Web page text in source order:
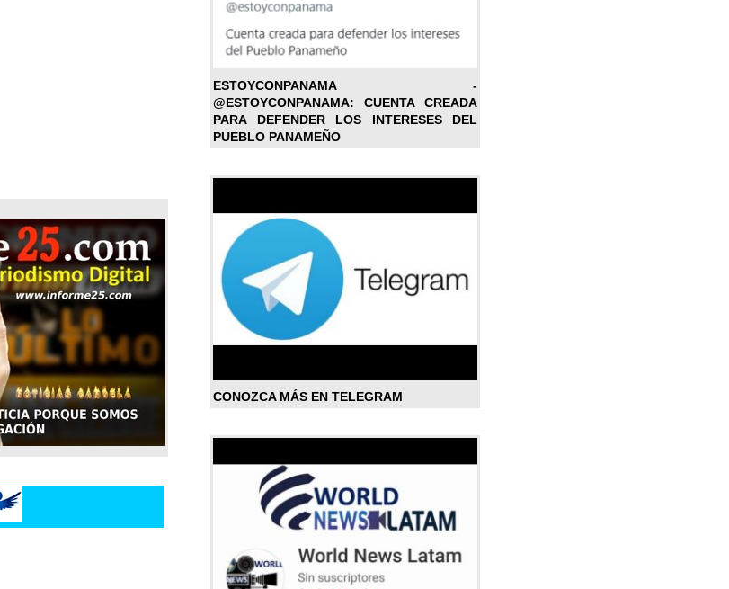
ESTOYCONPANAMA -
@ESTOYCONPANAMA: CUENTA CREADA
PARA DEFENDER LOS INTERESES DEL
PUEBLO PANAMEÑO
CONOZCA MÁS EN TELEGRAM